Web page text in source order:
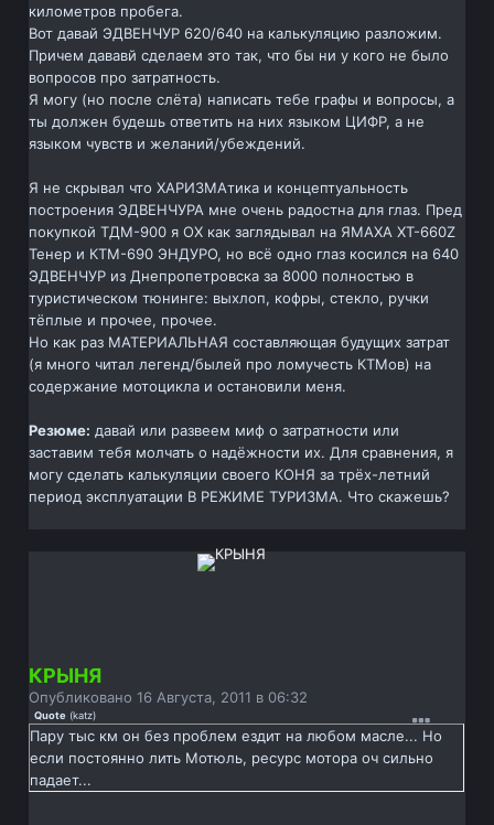
километров пробега.
Вот давай ЭДВЕНЧУР 620/640 на калькуляцию разложим.
Причем дававй сделаем это так, что бы ни у кого не было
вопросов про затратность.
Я могу (но после слёта) написать тебе графы и вопросы, а
ты должен будешь ответить на них языком ЦИФР, а не
языком чувств и желаний/убеждений.
Я не скрывал что ХАРИЗМАтика и концептуальность
построения ЭДВЕНЧУРА мне очень радостна для глаз. Пред
покупкой ТДМ-900 я ОХ как заглядывал на ЯМАХА ХТ-660Z
Тенер и КТМ-690 ЭНДУРО, но всё одно глаз косился на 640
ЭДВЕНЧУР из Днепропетровска за 8000 полностью в
туристическом тюнинге: выхлоп, кофры, стекло, ручки
тёплые и прочее, прочее.
Но как раз МАТЕРИАЛЬНАЯ составляющая будущих затрат
(я много читал легенд/былей про ломучесть КТМов) на
содержание мотоцикла и остановили меня.
Резюме: давай или развеем миф о затратности или
заставим тебя молчать о надёжности их. Для сравнения, я
могу сделать калькуляции своего КОНЯ за трёх-летний
период эксплуатации В РЕЖИМЕ ТУРИЗМА. Что скажешь?
КРЫНЯ
Опубликовано16 Августа, 2011 в 06:32
Quote (katz)
Пару тыс км он без проблем ездит на любом масле... Но
если постоянно лить Мотюль, ресурс мотора оч сильно
падает...